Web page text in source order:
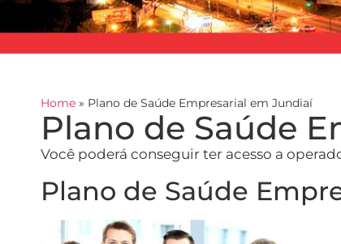
Home » Plano de Saúde Empresarial em Jundiaí
Plano de Saúde
Você poderá conseguir ter acesso a
Plano de Saúde